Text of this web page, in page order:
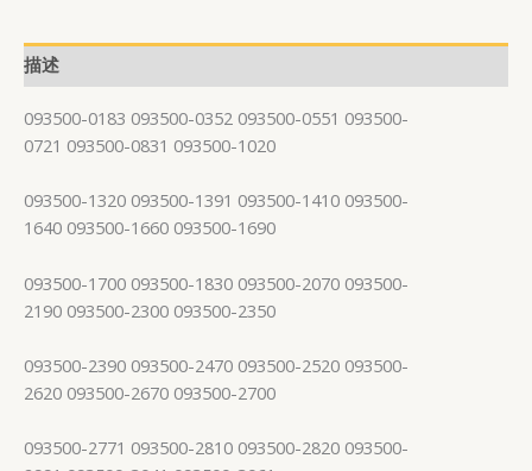
描述
093500-0183 093500-0352 093500-0551 093500-
0721 093500-0831 093500-1020
093500-1320 093500-1391 093500-1410 093500-
1640 093500-1660 093500-1690
093500-1700 093500-1830 093500-2070 093500-
2190 093500-2300 093500-2350
093500-2390 093500-2470 093500-2520 093500-
2620 093500-2670 093500-2700
093500-2771 093500-2810 093500-2820 093500-